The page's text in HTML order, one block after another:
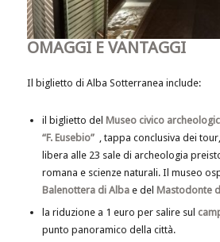
OMAGGI E VANTAGGI
Il biglietto di Alba Sotterranea include:
il biglietto del Museo civico
“F. Eusebio” , tappa conclusiva dei
libera alle 23 sale di archeologia
romana e scienze naturali. Il museo
Balenottera di Alba e del Mastodonte
la riduzione a 1 euro per salire sul
punto panoramico della città.